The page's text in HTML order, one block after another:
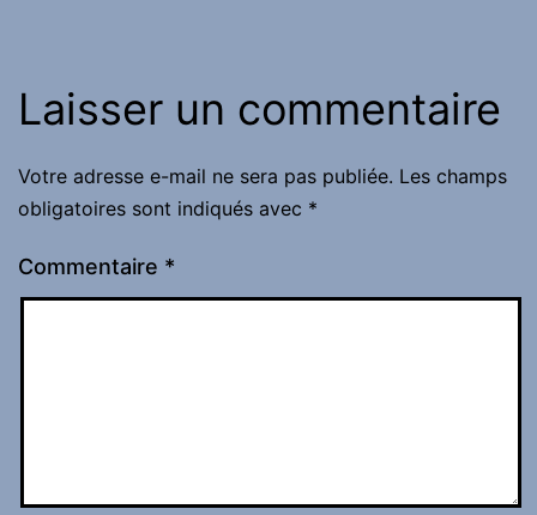
Laisser un commentaire
Votre adresse e-mail ne sera pas publiée. Les champs
obligatoires sont indiqués avec *
Commentaire *